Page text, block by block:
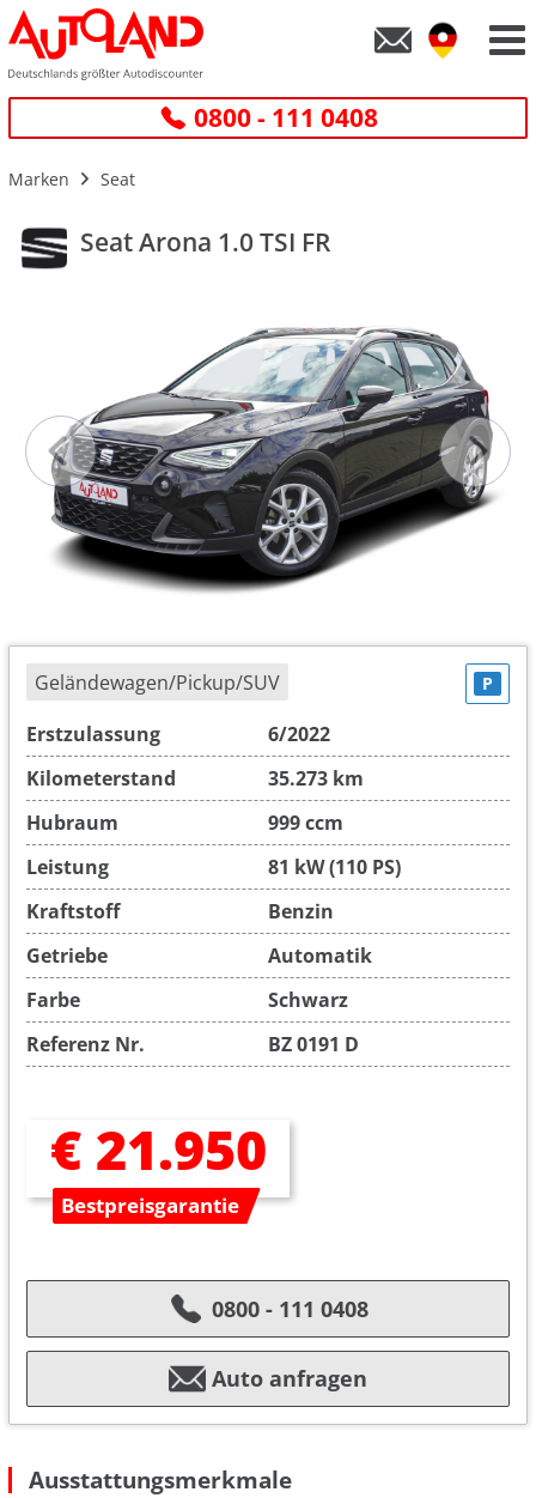
0800 - 111 0408
Marken Seat
Seat Arona 1.0 TSI FR
Geländewagen/Pickup/SUV P
Erstzulassung
6/2022
Kilometerstand
35.273 km
Hubraum
999 ccm
Leistung
81 kW (110 PS)
Kraftstoff
Benzin
Getriebe
Automatik
Farbe
Schwarz
Referenz Nr.
BZ 0191 D
€ 21.950
Bestpreisgarantie
0800 - 111 0408
Auto anfragen
Ausstattungsmerkmale